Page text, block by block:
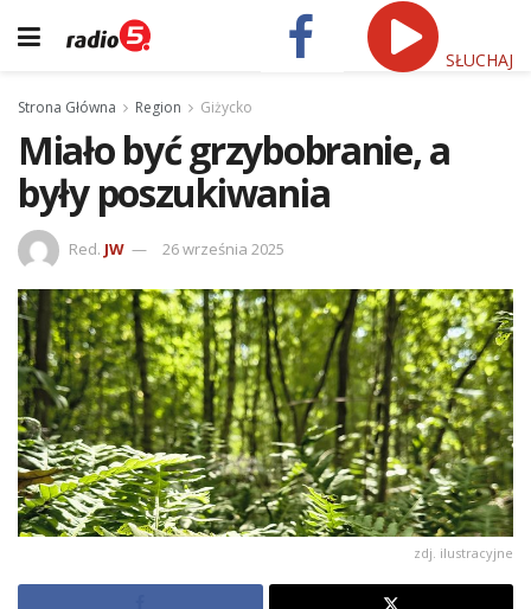
SŁUCHAJ
Strona Główna Region Giżycko
Miało być grzybobranie, a
były poszukiwania
Red. JW 26 września 2025
zdj. ilustracyjne